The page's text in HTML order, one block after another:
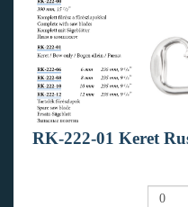
RK-222-01 Keret